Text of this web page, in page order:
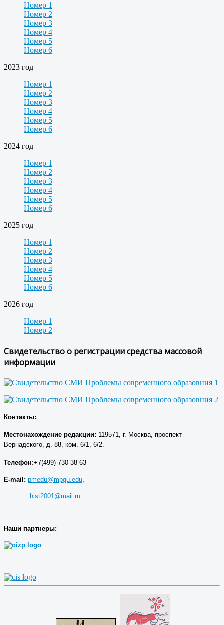
Номер 1
Номер 2
Номер 3
Номер 4
Номер 5
Номер 6
2023 год
Номер 1
Номер 2
Номер 3
Номер 4
Номер 5
Номер 6
2024 год
Номер 1
Номер 2
Номер 3
Номер 4
Номер 5
Номер 6
2025 год
Номер 1
Номер 2
Номер 3
Номер 4
Номер 5
Номер 6
2026 год
Номер 1
Номер 2
Свидетельство о регистрации средства массовой
информации
Контакты:
Местонахождение редакции: 119571, г. Москва, проспект
Вернадского, д. 88, ком. 6/1, 6/2.
Телефон:+7(499) 730-38-63
E-mail: pmedu@mpgu.edu
hist2001@mail.ru
Наши партнеры: